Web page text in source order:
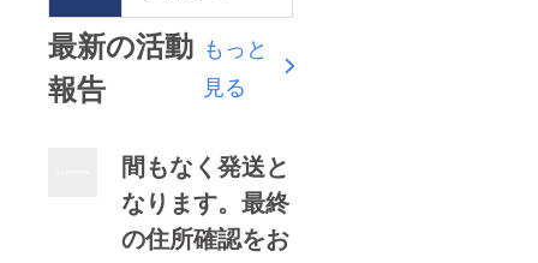
最新の活動
報告
もっと
見る
間もなく発送と
なります。最終
の住所確認をお